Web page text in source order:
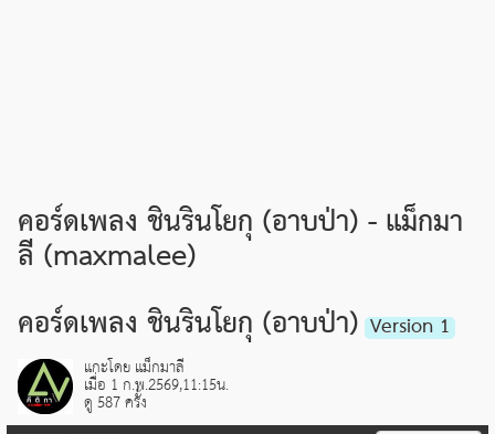
คอร์ดเพลง ชินรินโยกุ (อาบป่า) - แม็กมา
ลี (maxmalee)
คอร์ดเพลง ชินรินโยกุ (อาบป่า) Version 1
แกะโดย แม็กมาลี
เมื่อ 1 ก.พ.2569,11:15น.
ดู 587 ครั้ง